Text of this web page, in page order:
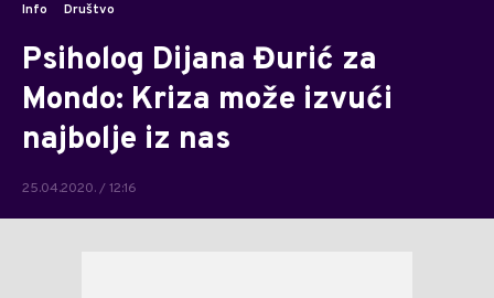
Info Društvo
Psiholog Dijana Đurić za
Mondo: Kriza može izvući
najbolje iz nas
25.04.2020. / 12:16